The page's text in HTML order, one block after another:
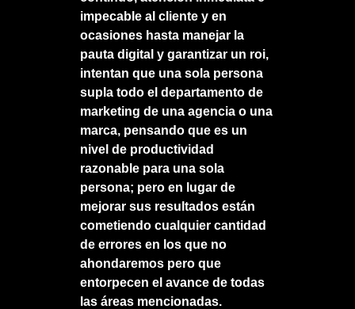
impecable al cliente y en
ocasiones hasta manejar la
pauta digital y garantizar un roi,
intentan que una sola persona
supla todo el departamento de
marketing de una agencia o una
marca, pensando que es un
nivel de productividad
razonable para una sola
persona; pero en lugar de
mejorar sus resultados están
cometiendo cualquier cantidad
de errores en los que no
ahondaremos pero que
entorpecen el avance de todas
las áreas mencionadas.